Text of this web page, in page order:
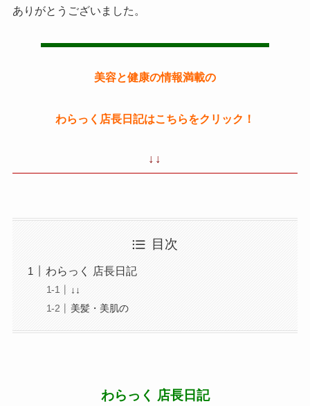
ありがとうございました。
美容と健康の情報満載の
わらっく店長日記はこちらをクリック！
↓↓
目次
わらっく 店長日記
↓↓
美髪・美肌の
わらっく 店長日記